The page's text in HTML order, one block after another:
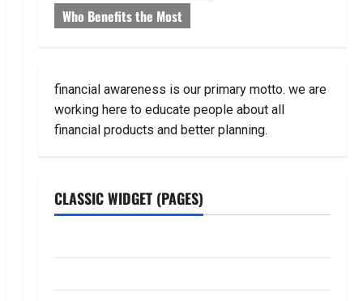
Who Benefits the Most
financial awareness is our primary motto. we are
working here to educate people about all
financial products and better planning.
CLASSIC WIDGET (PAGES)